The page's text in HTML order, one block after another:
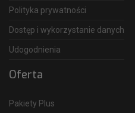
Polityka prywatności
Dostęp i wykorzystanie danych
Udogodnienia
Oferta
Pakiety Plus